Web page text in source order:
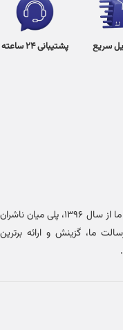
سریع پشتیبانی 24 ساعته
خانه کتاب طاها، مرجع تخصصی آثار علوم انسانی. ما از سال ۱۳۹۶، پلی میان ناشران
ما، گزینش و ارائه برترین